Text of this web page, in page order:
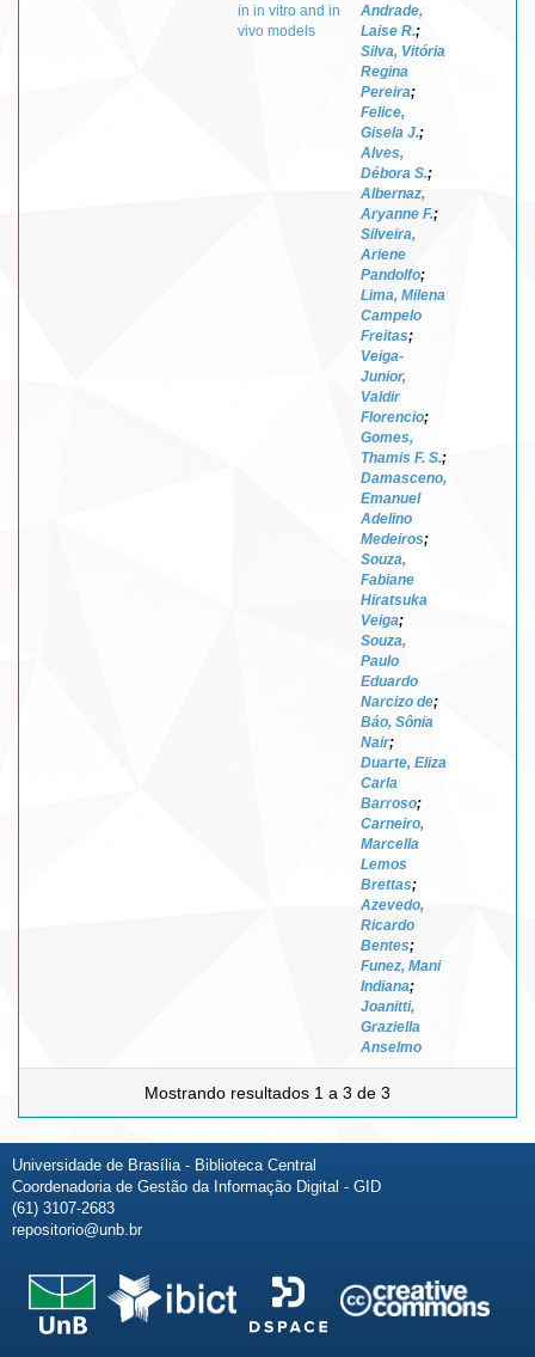
in in vitro and in
vivo models
Andrade,
Laise R.;
Silva, Vitória
Regina
Pereira;
Felice,
Gisela J.;
Alves,
Débora S.;
Albernaz,
Aryanne F.;
Silveira,
Ariene
Pandolfo;
Lima, Milena
Campelo
Freitas;
Veiga-
Junior,
Valdir
Florencio;
Gomes,
Thamis F. S.;
Damasceno,
Emanuel
Adelino
Medeiros;
Souza,
Fabiane
Hiratsuka
Veiga;
Souza,
Paulo
Eduardo
Narcizo de;
Báo, Sônia
Nair;
Duarte, Eliza
Carla
Barroso;
Carneiro,
Marcella
Lemos
Brettas;
Azevedo,
Ricardo
Bentes;
Funez, Mani
Indiana;
Joanitti,
Graziella
Anselmo
Mostrando resultados 1 a 3 de 3
Universidade de Brasília - Biblioteca Central
Coordenadoria de Gestão da Informação Digital - GID
(61) 3107-2683
repositorio@unb.br